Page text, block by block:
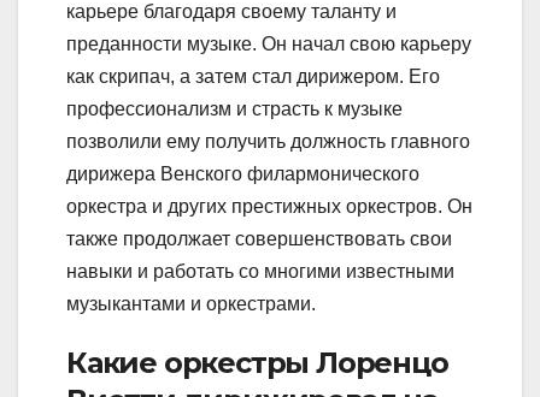
карьере благодаря своему таланту и
преданности музыке. Он начал свою карьеру
как скрипач, а затем стал дирижером. Его
профессионализм и страсть к музыке
позволили ему получить должность главного
дирижера Венского филармонического
оркестра и других престижных оркестров. Он
также продолжает совершенствовать свои
навыки и работать со многими известными
музыкантами и оркестрами.
Какие оркестры Лоренцо